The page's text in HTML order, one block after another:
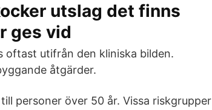
utslag det finns
ges vid
oftast utifrån den kliniska bilden.
åtgärder.
personer över 50 år. Vissa riskgrupper